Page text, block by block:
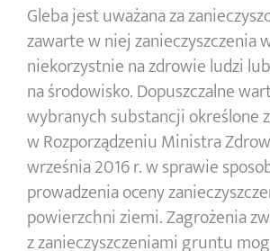
Gleba jest uważana za
zawarte w niej zanieczyszczenia
niekorzystnie na zdrowie ludzi lub
na środowisko. Dopuszczalne
wybranych substancji określone
w Rozporządzeniu Ministra
września 2016 r. w sprawie
prowadzenia oceny
powierzchni ziemi. Zagrożenia
z zanieczyszczeniami gruntu